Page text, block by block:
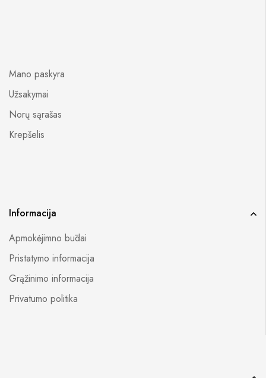
Mano paskyra
Užsakymai
Norų sąrašas
Krepšelis
Informacija
Apmokėjimno būdai
Pristatymo informacija
Grąžinimo informacija
Privatumo politika